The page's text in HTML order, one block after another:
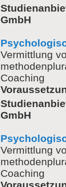
GmbH
Vermittlung
Coaching
GmbH
Vermittlung
Coaching